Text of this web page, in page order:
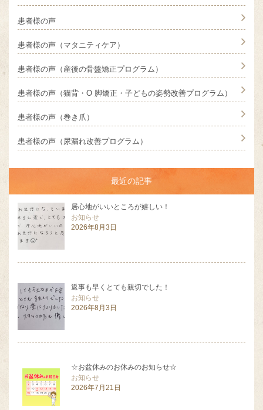
患者様の声
患者様の声（マタニティケア）
患者様の声（産後の骨盤矯正プログラム）
患者様の声（猫背・O 脚矯正・子どもの姿勢改善プログラム）
患者様の声（巻き爪）
患者様の声（尿漏れ改善プログラム）
最近の記事
居心地がいいところが嬉しい！
お知らせ
2026年8月3日
返事も早くとても親切でした！
お知らせ
2026年8月3日
☆お盆休みのお休みのお知らせ☆
お知らせ
2026年7月21日